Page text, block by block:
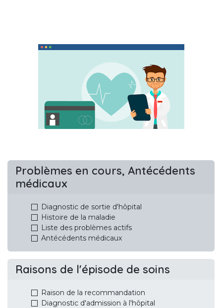
Problèmes en cours, Antécédents
médicaux
Diagnostic de sortie d'hôpital
Histoire de la maladie
Liste des problèmes actifs
Antécédents médicaux
Raisons de l'épisode de soins
Raison de la recommandation
Diagnostic d'admission à l'hôpital